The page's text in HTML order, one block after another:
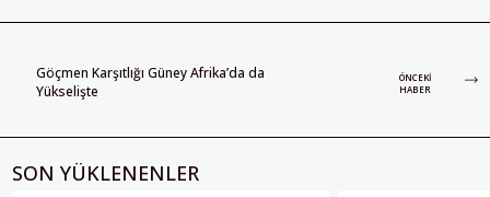
Göçmen Karşıtlığı Güney Afrika’da da
Yükselişte
ÖNCEKI
HABER
SON YÜKLENENLER